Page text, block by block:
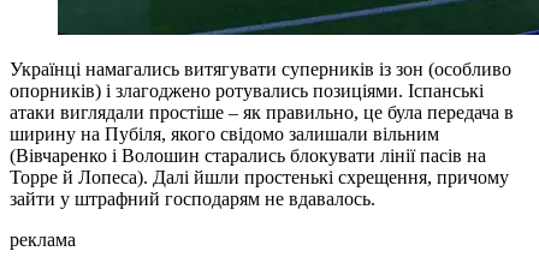
Українці намагались витягувати суперників із зон (особливо
опорників) і злагоджено ротувались позиціями. Іспанські
атаки виглядали простіше – як правильно, це була передача в
ширину на Пубіля, якого свідомо залишали вільним
(Вівчаренко і Волошин старались блокувати лінії пасів на
Торре й Лопеса). Далі йшли простенькі схрещення, причому
зайти у штрафний господарям не вдавалось.
реклама